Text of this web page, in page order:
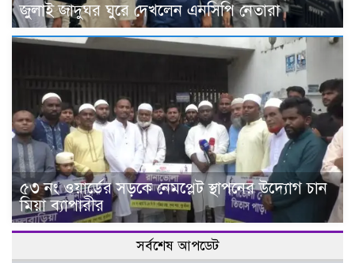
জুলাই জাদুঘর ঘুরে দেখলেন এনসিপি নেতারা
৫৩ নং ওয়ার্ডের সড়কে নেমপ্লেট স্থাপনের উদ্যোগ চান
মিয়া ব্যাপারীর
সর্বশেষ আপডেট